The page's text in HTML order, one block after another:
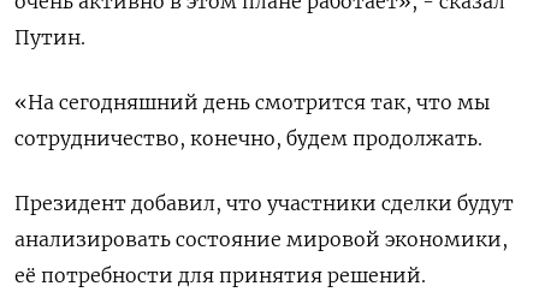
Путин.
«На сегодняшний день смотрится так, что мы
сотрудничество, конечно, будем продолжать.
Президент добавил, что участники сделки будут
анализировать состояние мировой экономики,
её потребности для принятия решений.